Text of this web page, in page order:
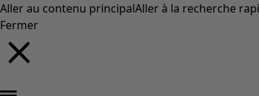
Aller au contenu principalAller à la recherche
Fermer